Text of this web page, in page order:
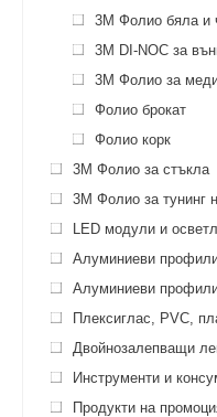
3M Фолио бяла и
3M DI-NOC за
3M Фолио за
Фолио брокат
Фолио корк
3M Фолио за стъкла
3M Фолио за тунинг
LED модули и
Алуминиеви
Алуминиеви
Плексиглас, PVC,
Двойнозалепващи
Инструменти и
Продукти на